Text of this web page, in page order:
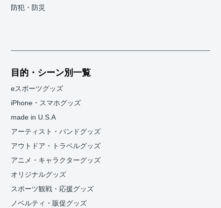
防犯・防災
目的・シーン別一覧
eスポーツグッズ
iPhone・スマホグッズ
made in U.S.A
アーティスト・バンドグッズ
アウトドア・トラベルグッズ
アニメ・キャラクターグッズ
オリジナルグッズ
スポーツ観戦・応援グッズ
ノベルティ・販促グッズ